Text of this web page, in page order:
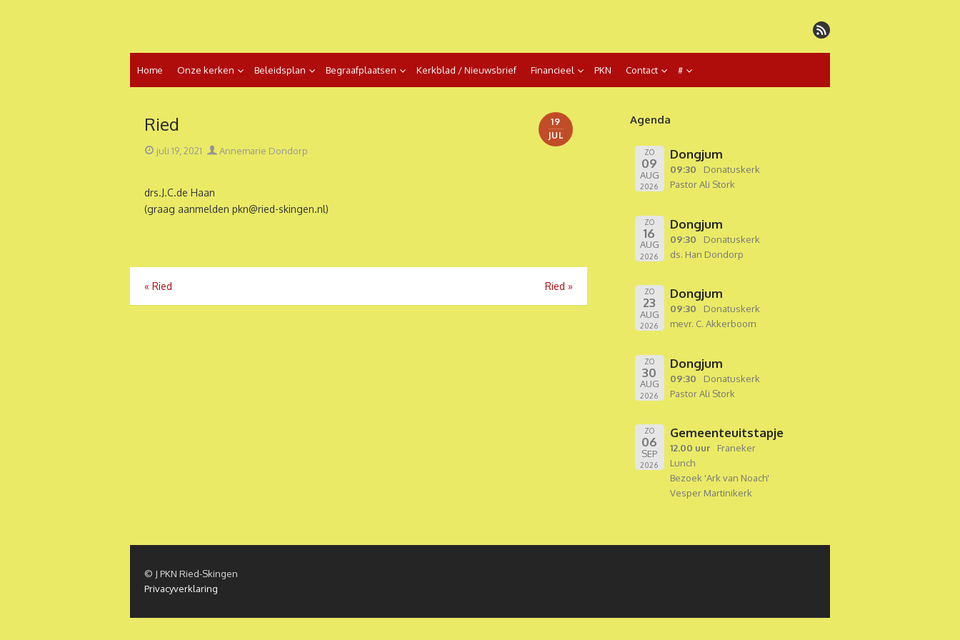
inhoud
Home Onze kerken Beleidsplan Begraafplaatsen Kerkblad / Nieuwsbrief Financieel PKN Contact #
Ried
19
JUL
Geplaatst
juli 19, 2021 Auteur
Annemarie Dondorp
drs.J.C.de Haan
(graag aanmelden pkn@ried-skingen.nl)
Bericht
navigatie
« Ried Ried »
Agenda
ZO
09
AUG
2026
Dongjum
09:30
Donatuskerk
Pastor Ali Stork
ZO
16
AUG
2026
Dongjum
09:30
Donatuskerk
ds. Han Dondorp
ZO
23
AUG
2026
Dongjum
09:30
Donatuskerk
mevr. C. Akkerboom
ZO
30
AUG
2026
Dongjum
09:30
Donatuskerk
Pastor Ali Stork
ZO
06
SEP
2026
Gemeenteuitstapje
12.00 uur
Franeker
Lunch
Bezoek 'Ark van Noach'
Vesper Martinikerk
© J PKN Ried-Skingen
Privacyverklaring